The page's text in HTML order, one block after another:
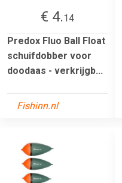
€ 4.14
Predox Fluo Ball Float
schuifdobber voor
doodaas - verkrijgb...
Fishinn.nl